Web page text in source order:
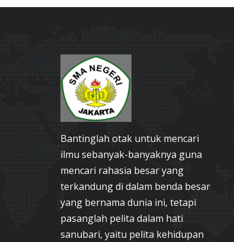
Bantinglah otak untuk mencari
ilmu sebanyak-banyaknya guna
mencari rahasia besar yang
terkandung di dalam benda besar
yang bernama dunia ini, tetapi
pasanglah pelita dalam hati
sanubari, yaitu pelita kehidupan